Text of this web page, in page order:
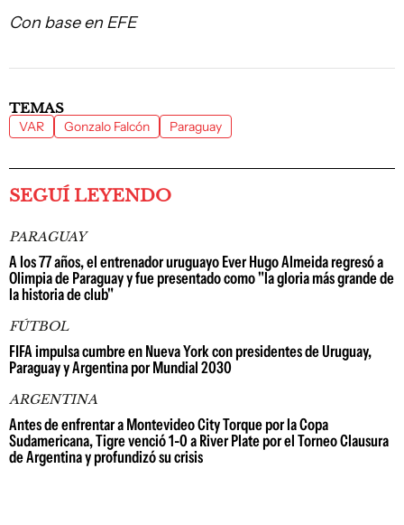
Con base en EFE
TEMAS
VAR Gonzalo Falcón Paraguay
SEGUÍ LEYENDO
PARAGUAY
A los 77 años, el entrenador uruguayo Ever Hugo Almeida regresó a
Olimpia de Paraguay y fue presentado como "la gloria más grande de
la historia de club"
FÚTBOL
FIFA impulsa cumbre en Nueva York con presidentes de Uruguay,
Paraguay y Argentina por Mundial 2030
ARGENTINA
Antes de enfrentar a Montevideo City Torque por la Copa
Sudamericana, Tigre venció 1-0 a River Plate por el Torneo Clausura
de Argentina y profundizó su crisis